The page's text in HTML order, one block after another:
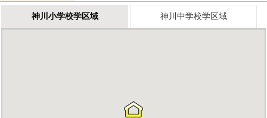
神川小学校学区域 神川中学校学区域